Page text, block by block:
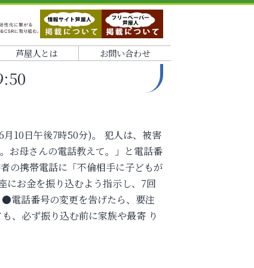
芦屋人とは お問い合わせ
10日午後7時50分)。 犯人は、被害
お母さんの電話教えて。」と電話番
の携帯電話に「不倫相手に子どもが
にお金を振り込むよう指示し、7回
電話番号の変更を告げたら、要注
、必ず振り込む前に家族や最寄 り